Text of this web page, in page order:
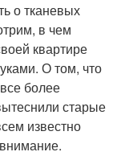
о тканевых
в чем
квартире
О том, что
более
старые
известно